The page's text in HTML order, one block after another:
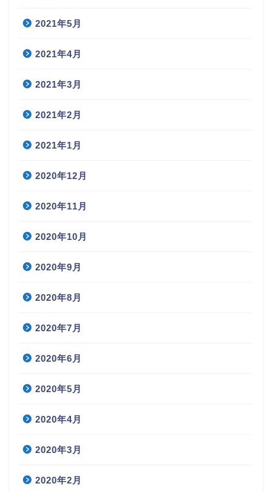
2021年5月
2021年4月
2021年3月
2021年2月
2021年1月
2020年12月
2020年11月
2020年10月
2020年9月
2020年8月
2020年7月
2020年6月
2020年5月
2020年4月
2020年3月
2020年2月